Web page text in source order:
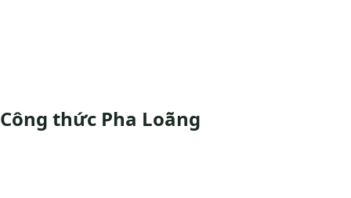
Công thức Pha Loãng